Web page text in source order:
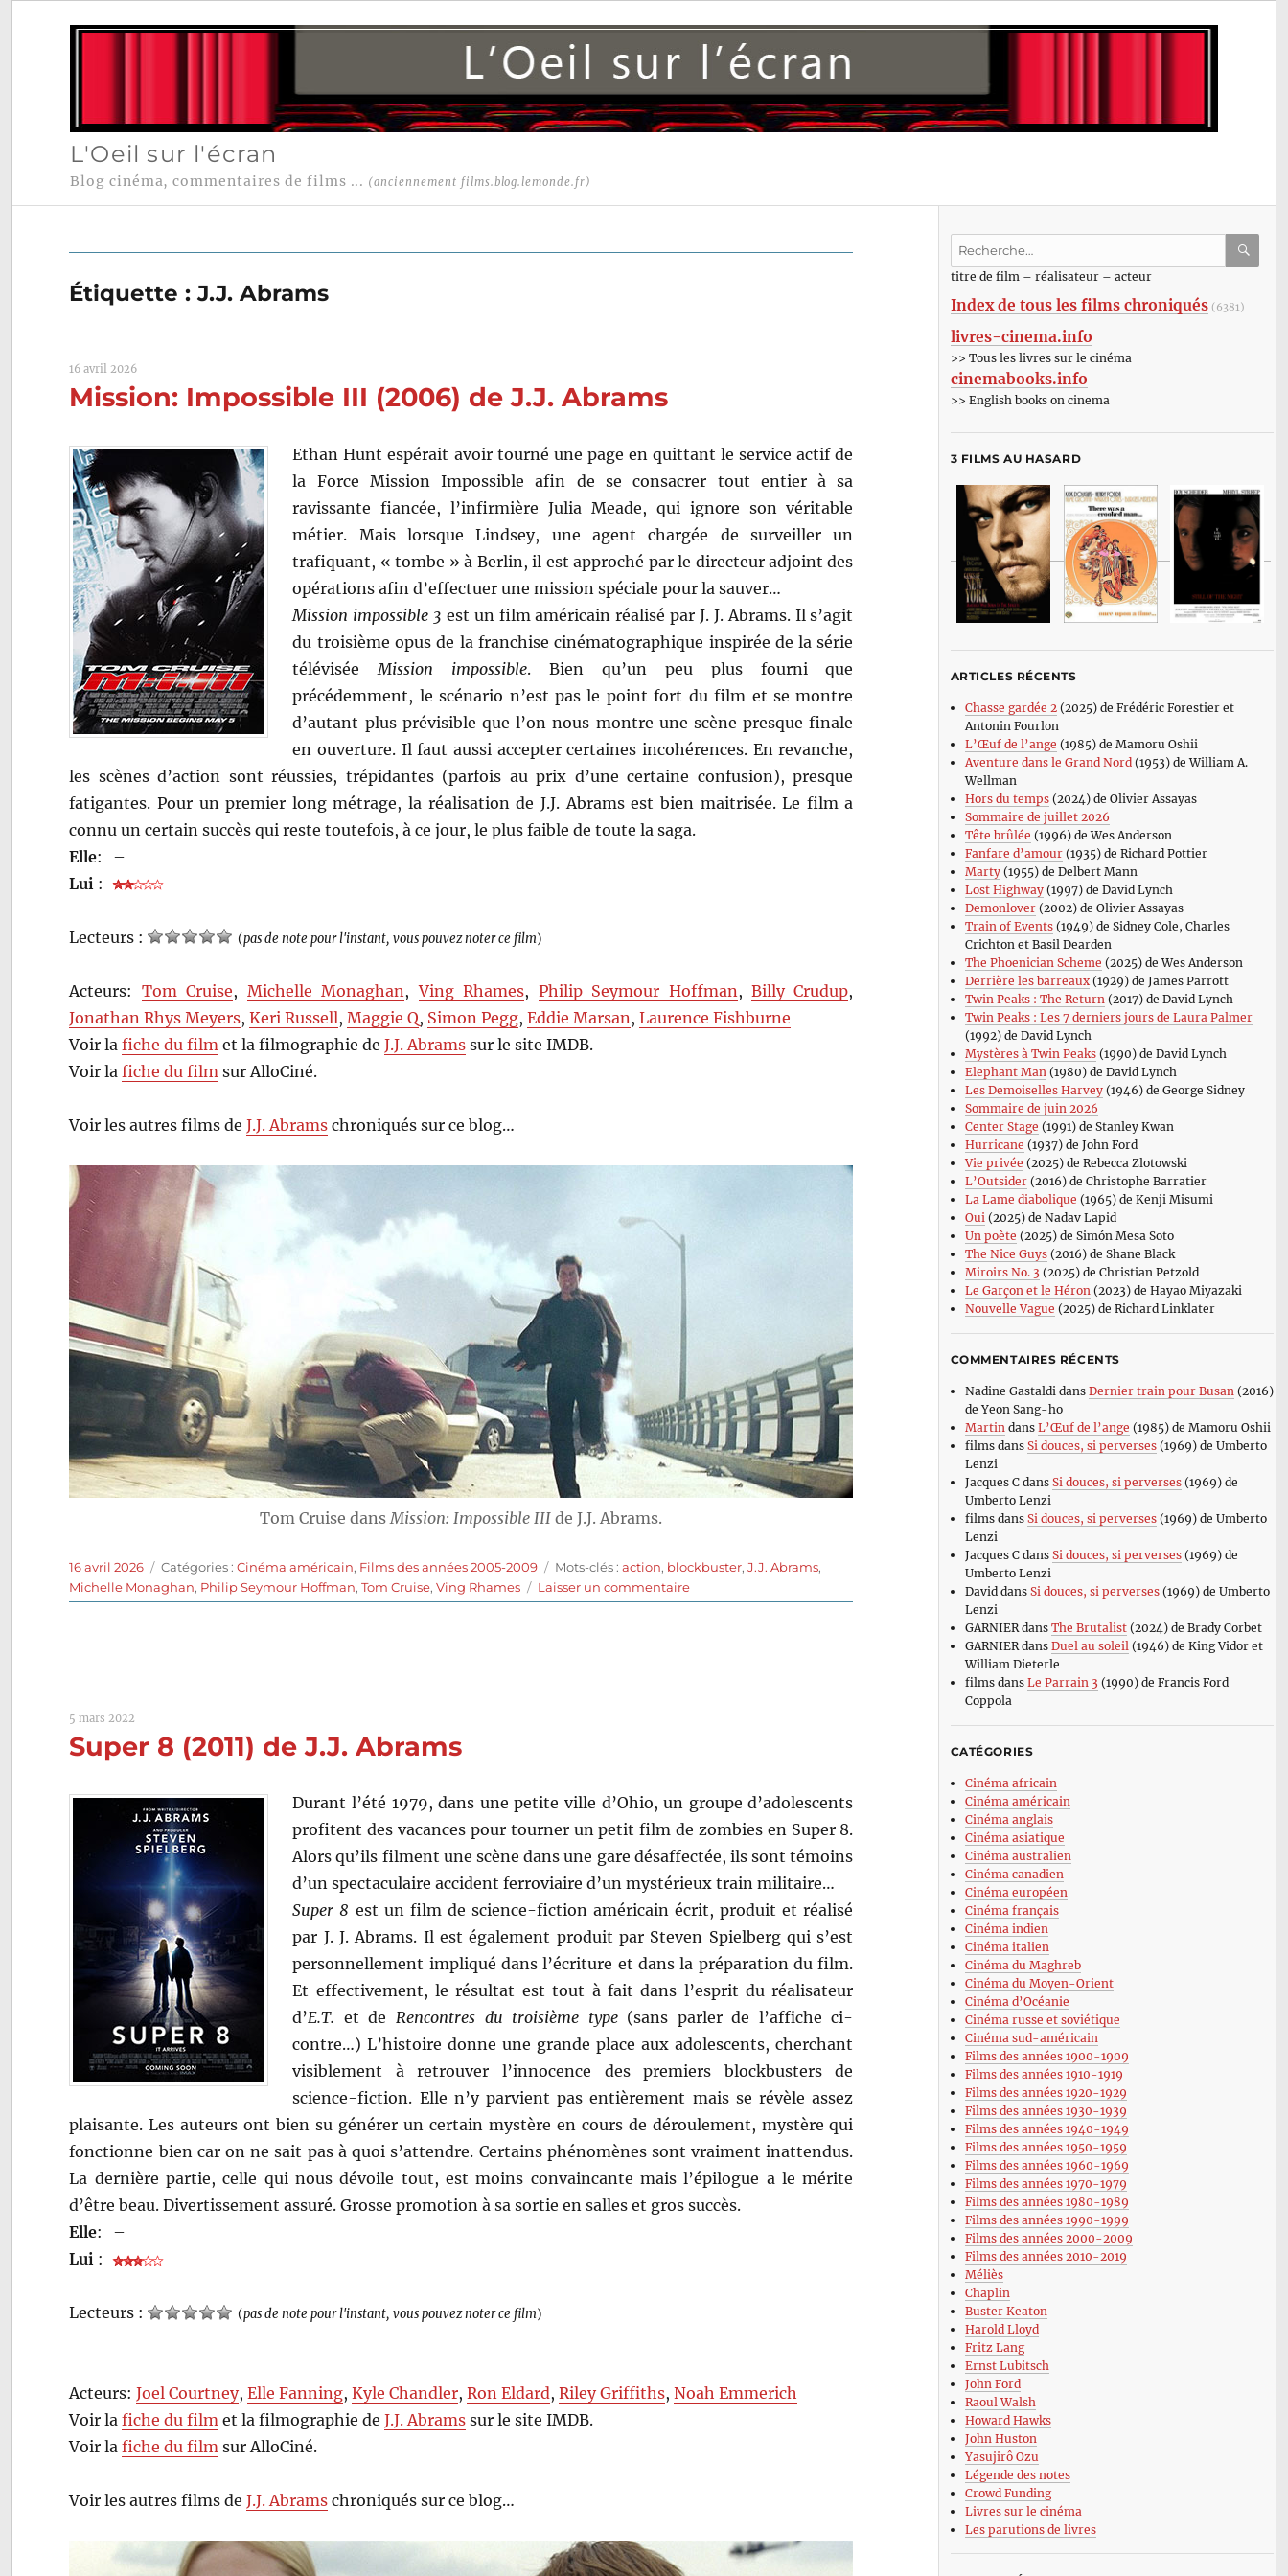
L'Oeil sur l'écran
Blog cinéma, commentaires de films ... (anciennement films.blog.lemonde.fr)
Étiquette :J.J. Abrams
16 avril 2026
Mission: Impossible III (2006) de J.J. Abrams
Ethan Hunt espérait avoir tourné une page en quittant le service actif de
la Force Mission Impossible afin de se consacrer tout entier à sa
ravissante fiancée, l’infirmière Julia Meade, qui ignore son véritable
métier. Mais lorsque Lindsey, une agent chargée de surveiller un
trafiquant, « tombe » à Berlin, il est approché par le directeur adjoint des
opérations afin d’effectuer une mission spéciale pour la sauver…
Mission impossible 3 est un film américain réalisé par J. J. Abrams. Il s’agit
du troisième opus de la franchise cinématographique inspirée de la série
télévisée Mission impossible. Bien qu’un peu plus fourni que
précédemment, le scénario n’est pas le point fort du film et se montre
d’autant plus prévisible que l’on nous montre une scène presque finale
en ouverture. Il faut aussi accepter certaines incohérences. En revanche,
les scènes d’action sont réussies, trépidantes (parfois au prix d’une certaine confusion), presque
fatigantes. Pour un premier long métrage, la réalisation de J.J. Abrams est bien maitrisée. Le film a
connu un certain succès qui reste toutefois, à ce jour, le plus faible de toute la saga.
Elle:
–
Lui :
Lecteurs : (pas de note pour l'instant, vous pouvez noter ce film)
Acteurs: Tom Cruise, Michelle Monaghan ,Ving Rhames, Philip Seymour Hoffman , Billy Crudup,
Jonathan Rhys Meyers,Keri Russell,Maggie Q, Simon Pegg,Eddie Marsan ,Laurence Fishburne
Voir lafiche du film et la filmographie deJ.J. Abrams sur le site IMDB.
Voir lafiche du film sur AlloCiné.
Voir les autres films deJ.J. Abrams chroniqués sur ce blog…
Tom Cruise dans Mission: Impossible III de J.J. Abrams.
Publié
le
16 avril 2026 Catégories
Catégories :Cinéma américain, Films des années 2005-2009 Étiquettes
Mots-clés :action, blockbuster,J.J. Abrams,
Michelle Monaghan, Philip Seymour Hoffman,Tom Cruise,Ving Rhames Laisser un commentairesur
Mission:
5 mars 2022
Super 8 (2011) de J.J. Abrams
Durant l’été 1979, dans une petite ville d’Ohio, un groupe d’adolescents
profitent des vacances pour tourner un petit film de zombies en Super 8.
Alors qu’ils filment une scène dans une gare désaffectée, ils sont témoins
d’un spectaculaire accident ferroviaire d’un mystérieux train militaire…
Super 8 est un film de science-fiction américain écrit, produit et réalisé
par J. J. Abrams. Il est également produit par Steven Spielberg qui s’est
personnellement impliqué dans l’écriture et dans la préparation du film.
Et effectivement, le résultat est tout à fait dans l’esprit du réalisateur
d’E.T. et de Rencontres du troisième type (sans parler de l’affiche ci-
contre…) L’histoire donne une grande place aux adolescents, cherchant
visiblement à retrouver l’innocence des premiers blockbusters de
science-fiction. Elle n’y parvient pas entièrement mais se révèle assez
plaisante. Les auteurs ont bien su générer un certain mystère en cours de déroulement, mystère qui
fonctionne bien car on ne sait pas à quoi s’attendre. Certains phénomènes sont vraiment inattendus.
La dernière partie, celle qui nous dévoile tout, est moins convaincante mais l’épilogue a le mérite
d’être beau. Divertissement assuré. Grosse promotion à sa sortie en salles et gros succès.
Elle:
–
Lui :
Lecteurs : (pas de note pour l'instant, vous pouvez noter ce film)
Acteurs:Joel Courtney,Elle Fanning,Kyle Chandler,Ron Eldard,Riley Griffiths,Noah Emmerich
Voir lafiche du film et la filmographie deJ.J. Abrams sur le site IMDB.
Voir lafiche du film sur AlloCiné.
Voir les autres films deJ.J. Abrams chroniqués sur ce blog…
Recherche
:titre de film – réalisateur – acteur
Index de tous les films chroniqués (6381)
livres-cinema.info
>> Tous les livres sur le cinéma
cinemabooks.info
>> English books on cinema
3 FILMS AU HASARD
ARTICLES RÉCENTS
Chasse gardée 2(2025) de Frédéric Forestier et
Antonin Fourlon
L’Œuf de l’ange (1985) de Mamoru Oshii
Aventure dans le Grand Nord(1953) de William A.
Wellman
Hors du temps(2024) de Olivier Assayas
Sommaire de juillet 2026
Tête brûlée (1996) de Wes Anderson
Fanfare d’amour(1935) de Richard Pottier
Marty(1955) de Delbert Mann
Lost Highway(1997) de David Lynch
Demonlover(2002) de Olivier Assayas
Train of Events(1949) de Sidney Cole, Charles
Crichton et Basil Dearden
The Phoenician Scheme (2025) de Wes Anderson
Derrière les barreaux(1929) de James Parrott
Twin Peaks : The Return(2017) de David Lynch
Twin Peaks : Les 7 derniers jours de Laura Palmer
(1992) de David Lynch
Mystères à Twin Peaks(1990) de David Lynch
Elephant Man(1980) de David Lynch
Les Demoiselles Harvey(1946) de George Sidney
Sommaire de juin 2026
Center Stage (1991) de Stanley Kwan
Hurricane (1937) de John Ford
Vie privée (2025) de Rebecca Zlotowski
L’Outsider(2016) de Christophe Barratier
La Lame diabolique (1965) de Kenji Misumi
Oui(2025) de Nadav Lapid
Un poète (2025) de Simón Mesa Soto
The Nice Guys(2016) de Shane Black
Miroirs No. 3 (2025) de Christian Petzold
Le Garçon et le Héron(2023) de Hayao Miyazaki
Nouvelle Vague (2025) de Richard Linklater
COMMENTAIRES RÉCENTS
Nadine Gastaldi dans Dernier train pour Busan (2016)
de Yeon Sang-ho
Martin dans L’Œuf de l’ange (1985) de Mamoru Oshii
filmsdans Si douces, si perverses(1969) de Umberto
Lenzi
Jacques Cdans Si douces, si perverses(1969) de
Umberto Lenzi
filmsdans Si douces, si perverses(1969) de Umberto
Lenzi
Jacques Cdans Si douces, si perverses(1969) de
Umberto Lenzi
David dans Si douces, si perverses(1969) de Umberto
Lenzi
GARNIERdans The Brutalist(2024) de Brady Corbet
GARNIERdans Duel au soleil (1946) de King Vidor et
William Dieterle
filmsdans Le Parrain 3 (1990) de Francis Ford
Coppola
CATÉGORIES
Cinéma africain
Cinéma américain
Cinéma anglais
Cinéma asiatique
Cinéma australien
Cinéma canadien
Cinéma européen
Cinéma français
Cinéma indien
Cinéma italien
Cinéma du Maghreb
Cinéma du Moyen-Orient
Cinéma d’Océanie
Cinéma russe et soviétique
Cinéma sud-américain
Films des années 1900-1909
Films des années 1910-1919
Films des années 1920-1929
Films des années 1930-1939
Films des années 1940-1949
Films des années 1950-1959
Films des années 1960-1969
Films des années 1970-1979
Films des années 1980-1989
Films des années 1990-1999
Films des années 2000-2009
Films des années 2010-2019
Méliès
Chaplin
Buster Keaton
Harold Lloyd
Fritz Lang
Ernst Lubitsch
John Ford
Raoul Walsh
Howard Hawks
John Huston
Yasujirô Ozu
Légende des notes
Crowd Funding
Livres sur le cinéma
Les parutions de livres